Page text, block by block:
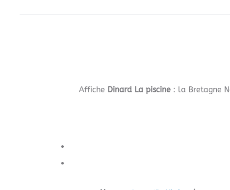
Affiche Dinard La piscine : la Bretagne